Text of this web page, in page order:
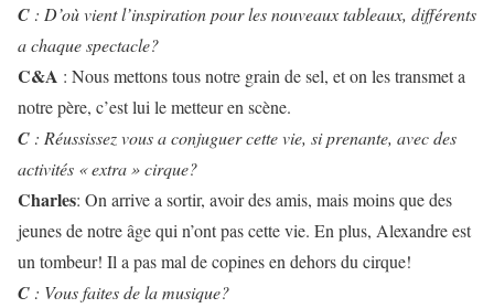
C : D’où vient l’inspiration pour les nouveaux tableaux, différents
a chaque spectacle?
C&A : Nous mettons tous notre grain de sel, et on les transmet a
notre père, c’est lui le metteur en scène.
C : Réussissez vous a conjuguer cette vie, si prenante, avec des
activités « extra » cirque?
Charles: On arrive a sortir, avoir des amis, mais moins que des
jeunes de notre âge qui n’ont pas cette vie. En plus, Alexandre est
un tombeur! Il a pas mal de copines en dehors du cirque!
C : Vous faites de la musique?